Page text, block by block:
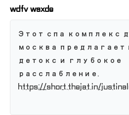
wdfv wsxde
Этот спа комплекс
москва предлагает
детокс и глубокое
расслабление.
https://short.thejat.in/